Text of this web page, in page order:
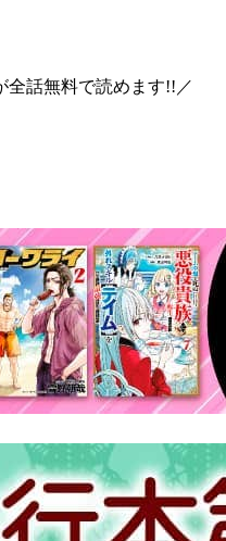
全話無料で読めます!!／